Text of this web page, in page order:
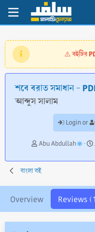
⚠️বইটির
শবে বরাত সমাধান -
আব্দুস সালাম
Login or
A
t
h
r
Abu Abdullah
বাংলা বই
Overview Reviews